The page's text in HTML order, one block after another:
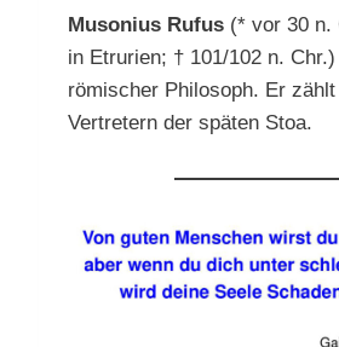
Musonius Rufus (* vor 30 n.
in Etrurien; † 101/102 n.
römischer Philosoph. Er
Vertretern der späten Stoa.